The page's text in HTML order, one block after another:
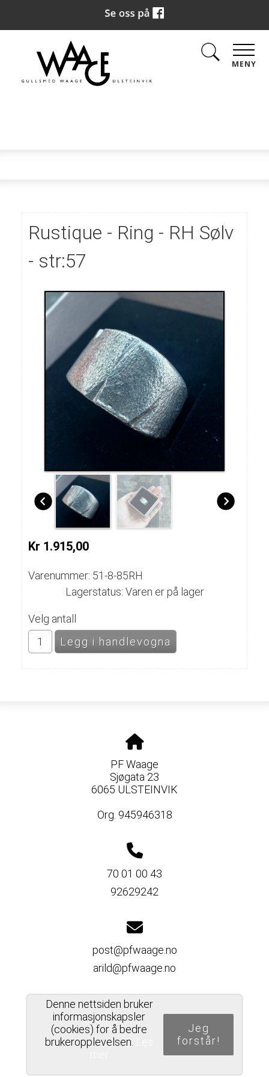
MENY
Rustique - Ring - RH Sølv
- str:57
Kr 1.915,00
Varenummer: 51-8-85RH
Lagerstatus: Varen er på lager
Velg antall
PF Waage
Sjøgata 23
6065 ULSTEINVIK
Org. 945946318
70 01 00 43
92629242
post@pfwaage.no
arild@pfwaage.no
Del nettside
Denne nettsiden bruker
informasjonskapsler
(cookies) for å bedre
brukeropplevelsen.
Jeg
forstår!